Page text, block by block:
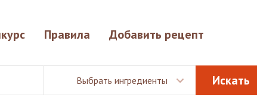
Правила Добавить рецепт
Выбрать ингредиенты